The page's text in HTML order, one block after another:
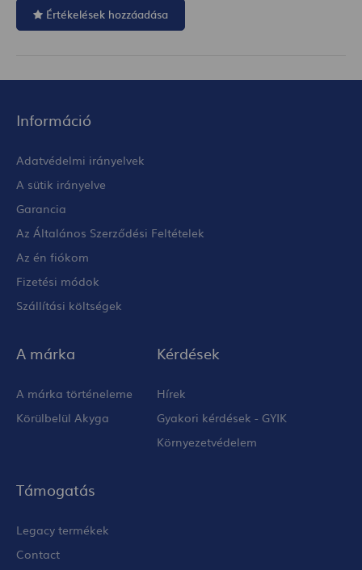
Értékelések hozzáadása
Információ
Adatvédelmi irányelvek
A sütik irányelve
Garancia
Az Általános Szerződési Feltételek
Az én fiókom
Fizetési módok
Szállítási költségek
A márka
A márka történeleme
Körülbelül Akyga
Kérdések
Hírek
Gyakori kérdések - GYIK
Környezetvédelem
Támogatás
Legacy termékek
Contact